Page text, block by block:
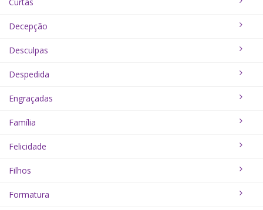
Decepção
Desculpas
Despedida
Engraçadas
Família
Felicidade
Filhos
Formatura